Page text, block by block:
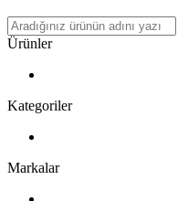
Ürünler
Kategoriler
Markalar